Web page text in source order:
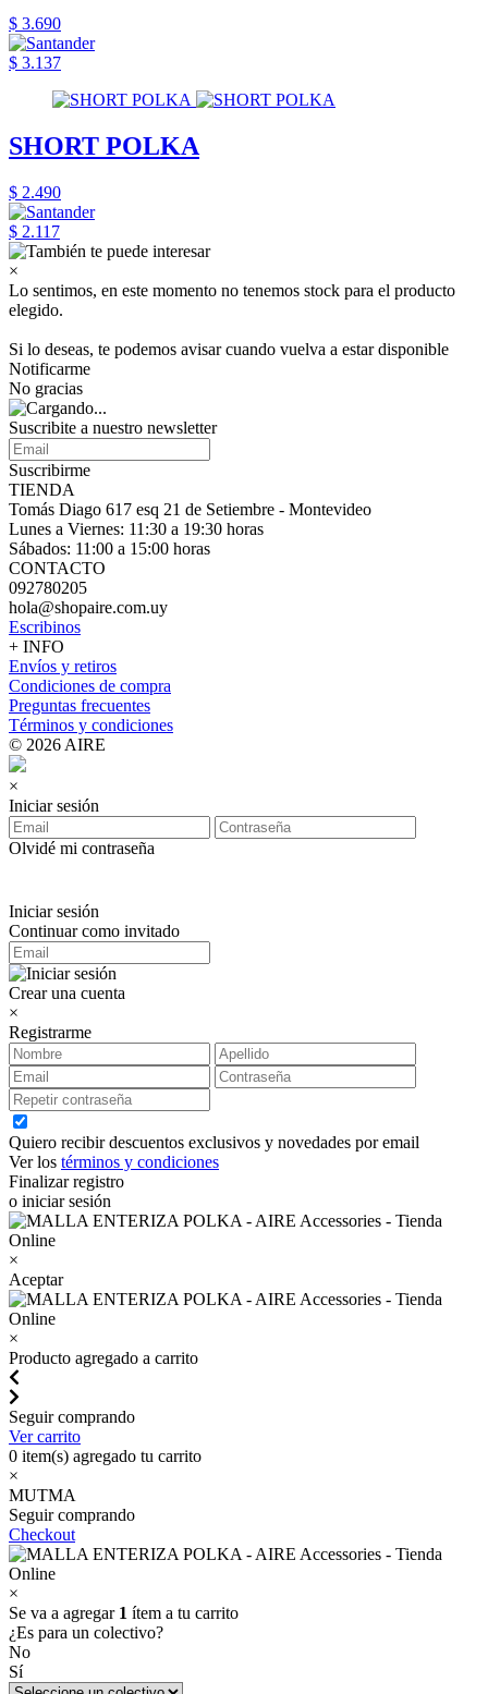
$ 3.690
$ 3.137
SHORT POLKA
$ 2.490
$ 2.117
×
Lo sentimos, en este momento no tenemos stock para el producto
elegido.
Si lo deseas, te podemos avisar cuando vuelva a estar disponible
Notificarme
No gracias
Suscribite a nuestro newsletter
Suscribirme
TIENDA
Tomás Diago 617 esq 21 de Setiembre - Montevideo
Lunes a Viernes: 11:30 a 19:30 horas
Sábados: 11:00 a 15:00 horas
CONTACTO
092780205
hola@shopaire.com.uy
Escribinos
+ INFO
Envíos y retiros
Condiciones de compra
Preguntas frecuentes
Términos y condiciones
© 2026 AIRE
×
Iniciar sesión
Olvidé mi contraseña
Iniciar sesión
Continuar como invitado
Crear una cuenta
×
Registrarme
Quiero recibir descuentos exclusivos y novedades por email
Ver los términos y condiciones
Finalizar registro
o iniciar sesión
×
Aceptar
×
Producto agregado a carrito
Seguir comprando
Ver carrito
0 item(s) agregado tu carrito
×
MUTMA
Seguir comprando
Checkout
×
Se va a agregar 1 ítem a tu carrito
¿Es para un colectivo?
No
Sí